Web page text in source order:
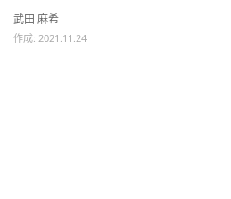
武田 麻希
作成: 2021.11.24